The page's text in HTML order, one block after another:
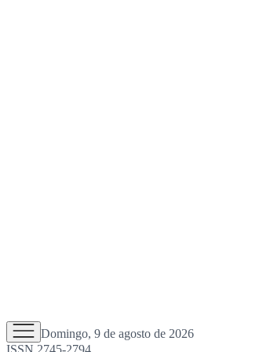
Domingo, 9 de agosto de 2026
ISSN 2745-2794